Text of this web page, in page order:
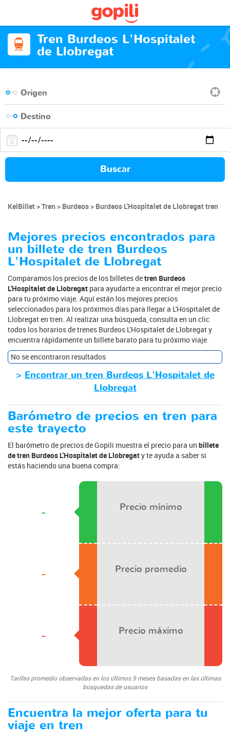
Tren Burdeos L'Hospitalet
de Llobregat
Buscar
KelBillet Tren Burdeos Burdeos L'Hospitalet de Llobregat tren
Mejores precios encontrados para
un billete de tren Burdeos
L'Hospitalet de Llobregat
Comparamos los precios de los billetes detren Burdeos
L'Hospitalet de Llobregat para ayudarte a encontrar el mejor precio
para tu próximo viaje. Aquí están los mejores precios
seleccionados para los próximos días para llegar a L'Hospitalet de
Llobregat en tren. Al realizar una búsqueda, consulta en un clic
todos los horarios de trenes Burdeos L'Hospitalet de Llobregat y
encuentra rápidamente un billete barato para tu próximo viaje.
No se encontraron resultados
>Encontrar un tren Burdeos L'Hospitalet de
Llobregat
Barómetro de precios en tren para
este trayecto
El barómetro de precios de Gopili muestra el precio para un billete
de tren Burdeos L'Hospitalet de Llobregaty te ayuda a saber si
estás haciendo una buena compra:
-
-
-
Precio mínimo
Precio promedio
Precio máximo
Tarifas promedio observadas en los últimos 9 meses basadas en las últimas
búsquedas de usuarios
Encuentra la mejor oferta para tu
viaje en tren